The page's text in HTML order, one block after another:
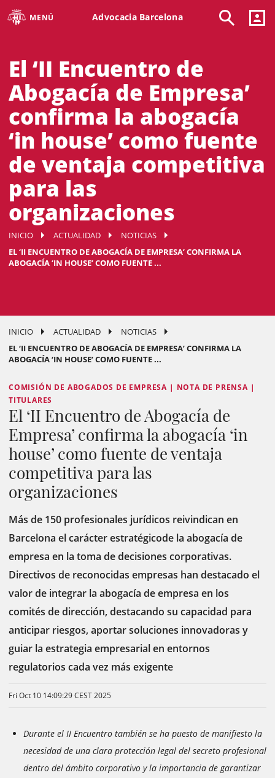
MENÚ Advocacia Barcelona
El ‘II Encuentro de
Abogacía de Empresa’
confirma la abogacía
‘in house’ como fuente
de ventaja competitiva
para las
organizaciones
INICIO ACTUALIDAD
NOTICIAS
EL ‘II ENCUENTRO DE ABOGACÍA DE EMPRESA’ CONFIRMA LA
ABOGACÍA ‘IN HOUSE’ COMO FUENTE ...
INICIO ACTUALIDAD
NOTICIAS
EL ‘II ENCUENTRO DE ABOGACÍA DE EMPRESA’ CONFIRMA LA
ABOGACÍA ‘IN HOUSE’ COMO FUENTE ...
COMISIÓN DE ABOGADOS DE EMPRESA | NOTA DE PRENSA |
TITULARES
El ‘II Encuentro de Abogacía de
Empresa’ confirma la abogacía ‘in
house’ como fuente de ventaja
competitiva para las
organizaciones
Más de 150 profesionales jurídicos reivindican en
Barcelona el carácter estratégicode la abogacía de
empresa en la toma de decisiones corporativas.
Directivos de reconocidas empresas han destacado el
valor de integrar la abogacía de empresa en los
comités de dirección, destacando su capacidad para
anticipar riesgos, aportar soluciones innovadoras y
guiar la estrategia empresarial en entornos
regulatorios cada vez más exigente
Fri Oct 10 14:09:29 CEST 2025
Durante el II Encuentro también se ha puesto de manifiesto la
necesidad de una clara protección legal del secreto profesional
dentro del ámbito corporativo y la importancia de garantizar